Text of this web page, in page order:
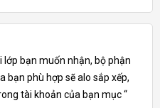
lớp bạn muốn nhận, bộ phận
bạn phù hợp sẽ alo sắp xếp,
tài khoản của bạn mục “